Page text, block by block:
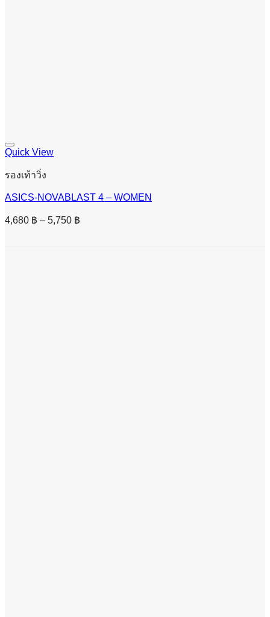
Quick View
รองเท้าวิ่ง
ASICS-NOVABLAST 4 – WOMEN
4,680 ฿ – 5,750 ฿